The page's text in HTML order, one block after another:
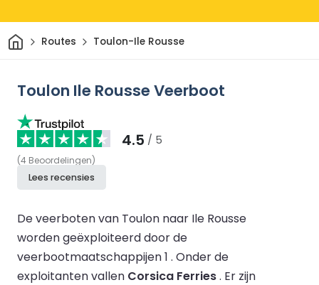
ThuisRoutes Toulon-Ile Rousse
Toulon Ile Rousse Veerboot
4.5 / 5
(4 Beoordelingen)
Lees recensies
De veerboten van Toulon naar Ile Rousse
worden geëxploiteerd door de
veerbootmaatschappijen 1 . Onder de
exploitanten vallen Corsica Ferries. Er zijn